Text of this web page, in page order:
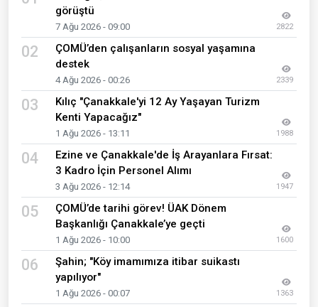
görüştü
7 Ağu 2026 - 09:00 2822
02
ÇOMÜ’den çalışanların sosyal yaşamına
destek
4 Ağu 2026 - 00:26 2339
03
Kılıç "Çanakkale'yi 12 Ay Yaşayan Turizm
Kenti Yapacağız"
1 Ağu 2026 - 13:11 1988
04
Ezine ve Çanakkale'de İş Arayanlara Fırsat:
3 Kadro İçin Personel Alımı
3 Ağu 2026 - 12:14 1947
05
ÇOMÜ’de tarihi görev! ÜAK Dönem
Başkanlığı Çanakkale’ye geçti
1 Ağu 2026 - 10:00 1600
06
Şahin; "Köy imamımıza itibar suikastı
yapılıyor"
1 Ağu 2026 - 00:07 1363